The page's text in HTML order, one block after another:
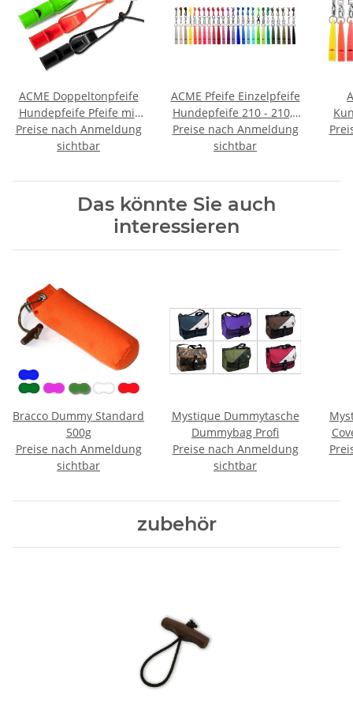
ACME Doppeltonpfeife
Hundepfeife Pfeife mit
Trill + Pfeifenband
Preise nach Anmeldung
sichtbar
ACME Pfeife Einzelpfeife
Hundepfeife 210 - 210,5
- 211,5 - 212
Preise nach Anmeldung
sichtbar
Das könnte Sie auch
interessieren
Bracco Dummy Standard
500g
Preise nach Anmeldung
sichtbar
Mystique Dummytasche
Dummybag Profi
Preise nach Anmeldung
sichtbar
zubehör